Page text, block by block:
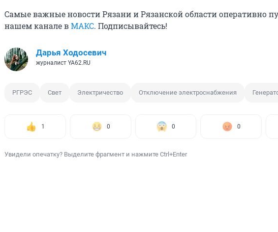
Самые важные новости Рязани и Рязанской области оперативно
нашем канале вМАКС. Подписывайтесь!
Дарья Ходосевич
журналист YA62.RU
РГРЭС Свет Электричество Отключение электроснабжения
1 0 0 0
Увидели опечатку? Выделите фрагмент и нажмите Ctrl+Enter